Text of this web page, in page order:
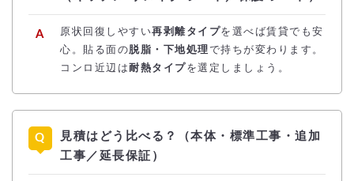
原状回復しやすい再剥離タイプを選べば賃貸でも安
心。貼る面の脱脂・下地処理で持ちが変わります。
コンロ近辺は 耐熱タイプを選定しましょう。
見積はどう比べる？（本体・標準工事・追加
工事／延長保証）